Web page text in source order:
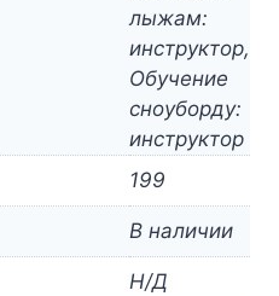
лыжам:
инструктор,
Обучение
сноуборду:
инструктор
199
В наличии
Н/Д